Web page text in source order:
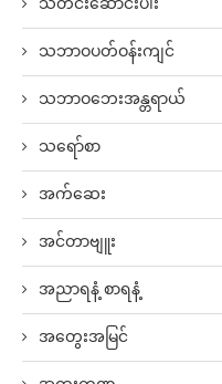
သတင်းဆောင်းပါး
သဘာဝပတ်ဝန်းကျင်
သဘာဝဘေးအန္တရာယ်
သရော်စာ
အက်ဆေး
အင်တာဗျူး
အညာရနံ့ စာရနံ့
အတွေးအမြင်